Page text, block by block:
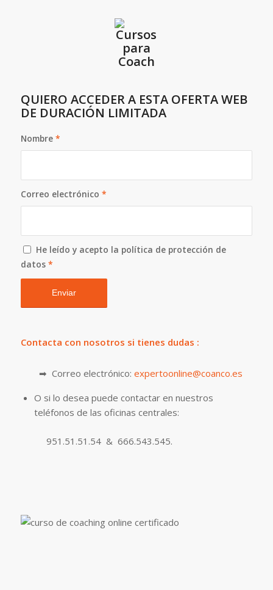
QUIERO ACCEDER A ESTA OFERTA WEB
DE DURACIÓN LIMITADA
Nombre *
Correo electrónico *
He leído y acepto la política de protección de
datos *
Contacta con nosotros si tienes dudas :
➡ Correo electrónico: expertoonline@coanco.es
O si lo desea puede contactar en nuestros
teléfonos de las oficinas centrales:
951.51.51.54 & 666.543.545.